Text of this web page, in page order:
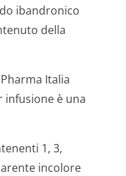
ibandronico
della
Italia
infusione è una
1, 3,
incolore